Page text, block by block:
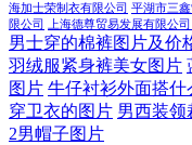
海加士荣制衣有限公司 平湖市三
限公司
上海德尊贸易发展有限公司
男士穿的棉裤图片及价
羽绒服紧身裤美女图片
图片 牛仔衬衫外面搭什
穿卫衣的图片 男西装领
2男帽子图片